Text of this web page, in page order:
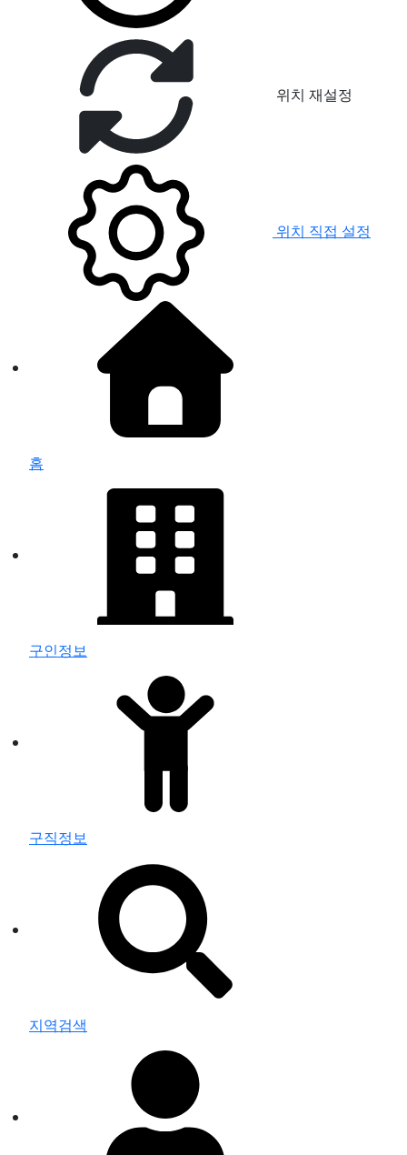
위치 재설정
위치 직접 설정
홈
구인정보
구직정보
지역검색